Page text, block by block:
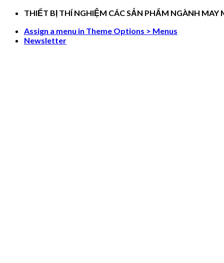
Skip
content
THIẾT BỊ THÍ NGHIỆM CÁC SẢN PHẨM NGÀNH MAY
Assign a menu in Theme Options > Menus
Newsletter